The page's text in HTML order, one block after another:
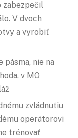
zabezpečil
V dvoch
a vyrobiť
pásma, nie na
v MO
zvládnutiu
operátorovi
trénovať